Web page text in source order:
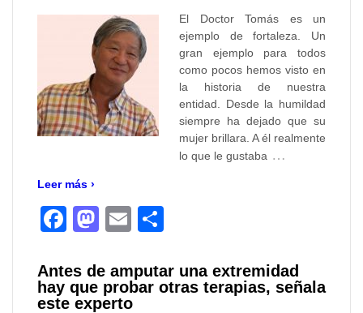
El Doctor Tomás es un
ejemplo de fortaleza. Un
gran ejemplo para todos
como pocos hemos visto en
la historia de nuestra
entidad. Desde la humildad
siempre ha dejado que su
mujer brillara. A él realmente
lo que le gustaba …
Leer más ›
Facebook
Mastodon
Email
Antes de amputar una extremidad
hay que probar otras terapias, señala
este experto